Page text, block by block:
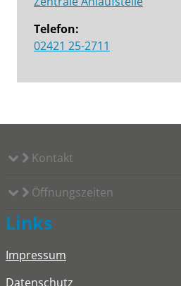
Telefon:
02421 25-2711
Kontakt
Öffnungszeiten
Links
Impressum
Datenschutz